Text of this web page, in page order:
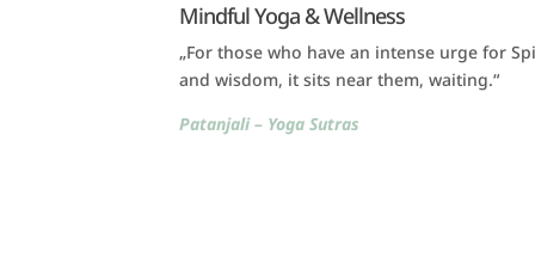
Mindful Yoga & Wellness
„For those who have an intense urge for
and wisdom, it sits near them, waiting.“
Patanjali – Yoga Sutras